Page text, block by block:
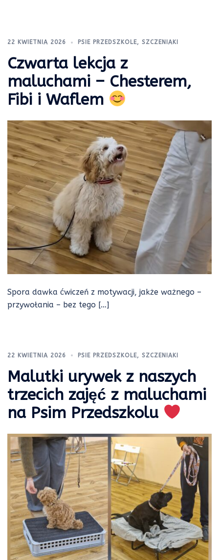
22 KWIETNIA 2026 PSIE PRZEDSZKOLE, SZCZENIAKI
Czwarta lekcja z
maluchami – Chesterem,
Fibi i Waflem
Spora dawka ćwiczeń z motywacji, jakże ważnego –
przywołania – bez tego […]
22 KWIETNIA 2026 PSIE PRZEDSZKOLE, SZCZENIAKI
Malutki urywek z naszych
trzecich zajęć z maluchami
na Psim Przedszkolu